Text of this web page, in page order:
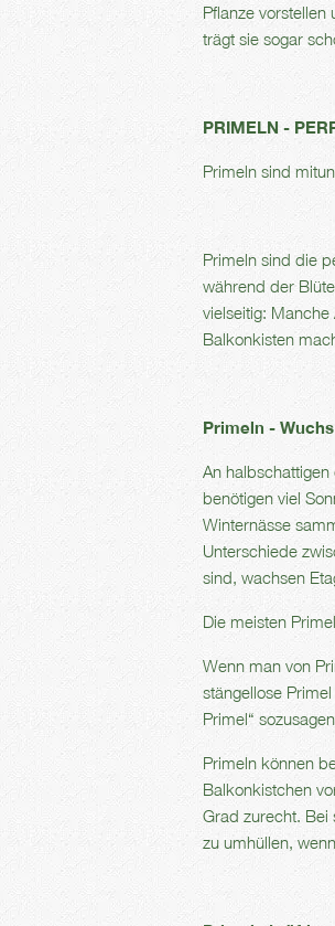
Pflanze
trägt sie sogar
PRIMELN -
Primeln sind
Primeln sind die
während der
vielseitig:
Balkonkisten
Primeln -
An
benötigen viel
Winternässe
Unterschiede
sind, wachsen
Die meisten
Wenn man von
stängellose
Primel“
Primeln können
Balkonkistchen
Grad zurecht. Bei
zu umhüllen,